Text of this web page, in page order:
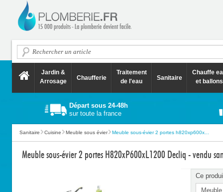
Jardin &
Arrosage
Chaufferie
Traitement
de l'eau
Sanitaire
Chauffe
et ballons
Départ sous 24-48h
sur toute la france
Sanitaire Cuisine Meuble sous évier Meuble sous-évier 2 portes h820xp600x...
Meuble sous-évier 2 portes H820xP600xL1200 Decliq - vendu
Ce